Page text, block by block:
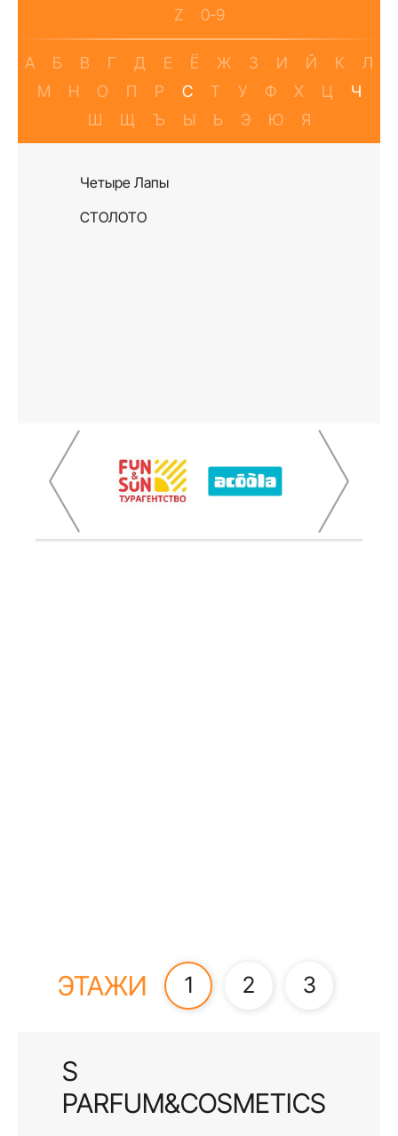
Z
0-9
А Б В Г Д Е Ё Ж З И Й К
Л
М
Н О П Р С Т У Ф Х Ц
Ч
Ш
Щ Ъ Ы Ь Э Ю Я
Четыре Лапы
СТОЛОТО
ЭТАЖИ 1 2 3
S
PARFUM&COSMETICS